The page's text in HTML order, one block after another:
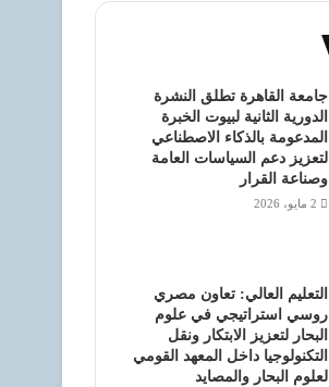
جامعة القاهرة تطلق النشرة
الدورية الثانية لبيوت الخبرة
المدعومة بالذكاء الاصطناعي
لتعزيز دعم السياسات العامة
وصناعة القرار
2 مايو، 2026
التعليم العالي: تعاون مصري
روسي استراتيجي في علوم
البحار لتعزيز الابتكار ونقل
التكنولوجيا داخل المعهد القومي
لعلوم البحار والمصايد